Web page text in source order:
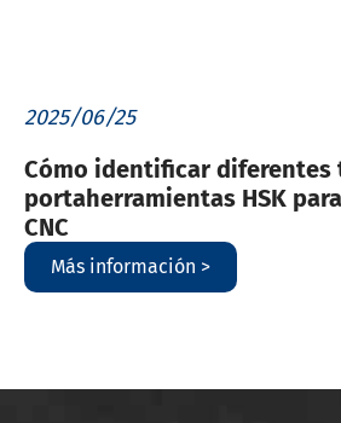
2025/06/25
Cómo identificar diferentes
portaherramientas HSK
CNC
Más información >